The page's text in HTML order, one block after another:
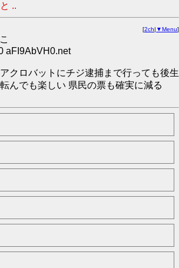
..
[2ch| ▼Menu]
aFI9AbVH0.net
クロバットにチジ逮捕まで行っても後生
んでも楽しい 県民の票も確実に減る